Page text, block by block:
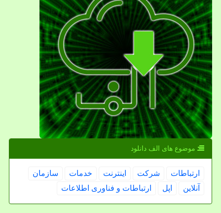
موضوع های الف دانلود
ارتباطات شركت اینترنت خدمات
سازمان
آنلاین
اپل ارتباطات و فناوری اطلاعات